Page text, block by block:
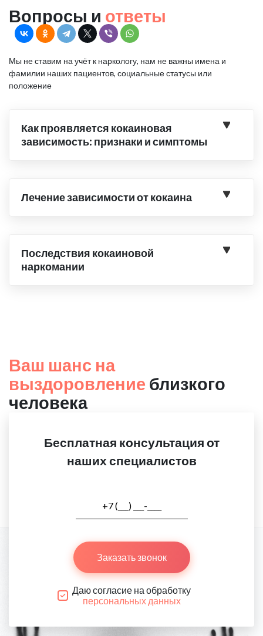
Вопросы и ответы
Мы не ставим на учёт к наркологу, нам не важны имена и
фамилии наших пациентов, социальные статусы или
положение
Как проявляется кокаиновая
зависимость: признаки и симптомы
Лечение зависимости от кокаина
Последствия кокаиновой
наркомании
Ваш шанс на
выздоровление близкого
человека
Бесплатная консультация от
наших специалистов
Заказать звонок
Даю согласие на обработку
персональных данных